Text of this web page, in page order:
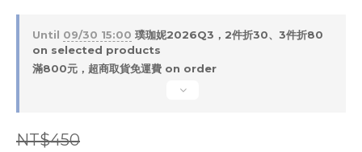
Until 09/30 15:00 璞珈妮2026Q3，2件折30、3件折80
on selected products
滿800元，超商取貨免運費 on order
NT$450